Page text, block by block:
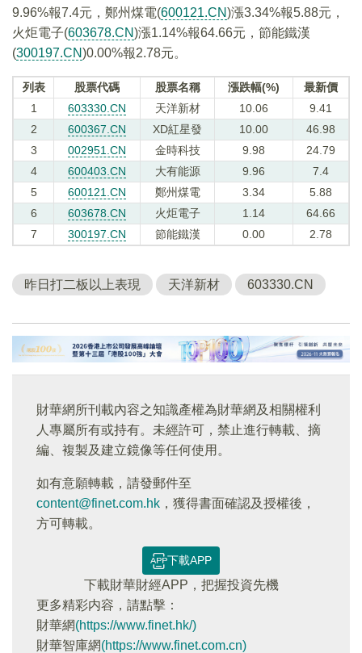
9.96%報7.4元，鄭州煤電(600121.CN)漲3.34%報5.88元，
火炬電子(603678.CN)漲1.14%報64.66元，節能鐵漢
(300197.CN)0.00%報2.78元。
列表 股票代碼 股票名稱 漲跌幅(%)
最新價
1
603330.CN 天洋新材 10.06
9.41
2
600367.CN XD紅星發 10.00
46.98
3
002951.CN 金時科技 9.98
24.79
4
600403.CN 大有能源 9.96
7.4
5
600121.CN 鄭州煤電 3.34
5.88
6
603678.CN 火炬電子 1.14
64.66
7
300197.CN 節能鐵漢 0.00 2.78
昨日打二板以上表現 天洋新材 603330.CN
財華網所刊載內容之知識產權為財華網及相關權利
人專屬所有或持有。未經許可，禁止進行轉載、摘
編、複製及建立鏡像等任何使用。
如有意願轉載，請發郵件至
content@finet.com.hk ，獲得書面確認及授權後，
方可轉載。
下載APP
下載財華財經APP，把握投資先機
更多精彩内容，請點擊：
財華網(https://www.finet.hk/)
財華智庫網(https://www.finet.com.cn)